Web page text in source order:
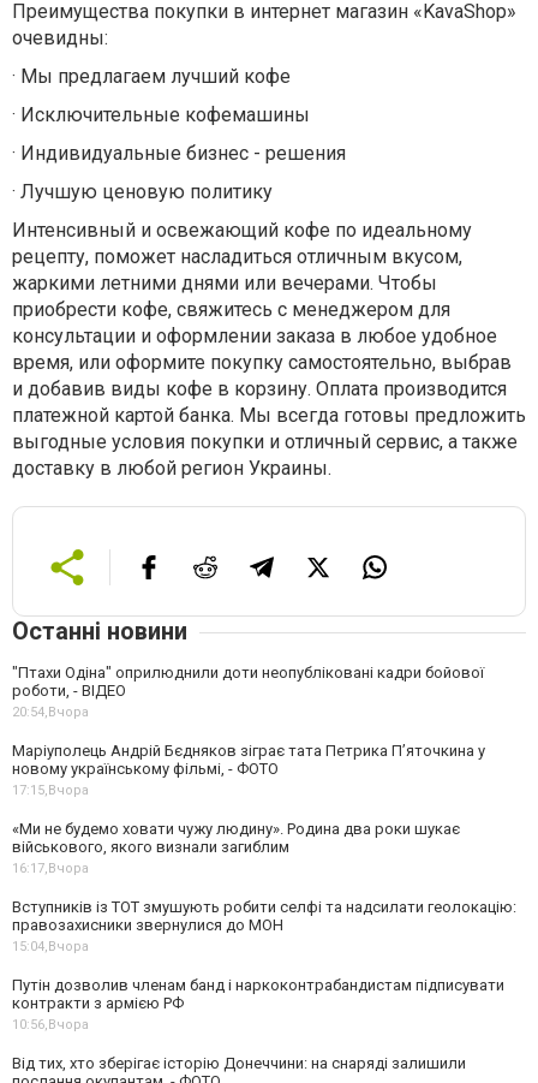
Преимущества покупки в интернет магазин «KavaShop»
очевидны:
· Мы предлагаем лучший кофе
· Исключительные кофемашины
· Индивидуальные бизнес - решения
· Лучшую ценовую политику
Интенсивный и освежающий кофе по идеальному
рецепту, поможет насладиться отличным вкусом,
жаркими летними днями или вечерами. Чтобы
приобрести кофе, свяжитесь с менеджером для
консультации и оформлении заказа в любое удобное
время, или оформите покупку самостоятельно, выбрав
и добавив виды кофе в корзину. Оплата производится
платежной картой банка. Мы всегда готовы предложить
выгодные условия покупки и отличный сервис, а также
доставку в любой регион Украины.
Останні новини
"Птахи Одіна" оприлюднили доти неопубліковані кадри бойової
роботи, - ВІДЕО
20:54,Вчора
Маріуполець Андрій Бєдняков зіграє тата Петрика П’яточкина у
новому українському фільмі, - ФОТО
17:15,Вчора
«Ми не будемо ховати чужу людину». Родина два роки шукає
військового, якого визнали загиблим
16:17,Вчора
Вступників із ТОТ змушують робити селфі та надсилати геолокацію:
правозахисники звернулися до МОН
15:04,Вчора
Путін дозволив членам банд і наркоконтрабандистам підписувати
контракти з армією РФ
10:56,Вчора
Від тих, хто зберігає історію Донеччини: на снаряді залишили